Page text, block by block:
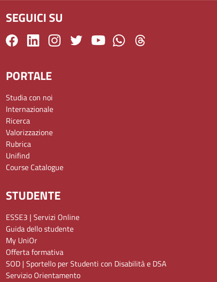
SEGUICI SU
PORTALE
Studia con noi
Internazionale
Ricerca
Valorizzazione
Rubrica
Unifind
Course Catalogue
STUDENTE
ESSE3 | Servizi Online
Guida dello studente
My UniOr
Offerta formativa
SOD | Sportello per Studenti con Disabilità e DSA
Servizio Orientamento